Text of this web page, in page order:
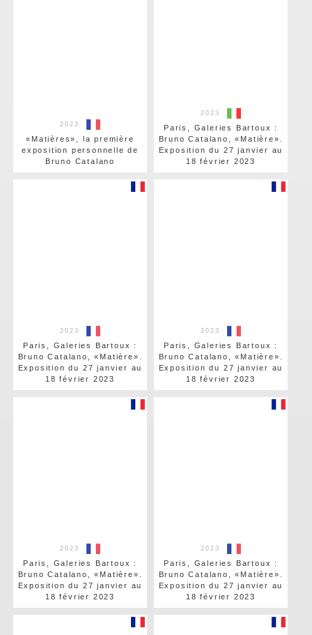
2023
«Matières», la première
exposition personnelle de
Bruno Catalano
2023
Paris, Galeries Bartoux :
Bruno Catalano, «Matière».
Exposition du 27 janvier au
18 février 2023
2023
Paris, Galeries Bartoux :
Bruno Catalano, «Matière».
Exposition du 27 janvier au
18 février 2023
2023
Paris, Galeries Bartoux :
Bruno Catalano, «Matière».
Exposition du 27 janvier au
18 février 2023
2023
Paris, Galeries Bartoux :
Bruno Catalano, «Matière».
Exposition du 27 janvier au
18 février 2023
2023
Paris, Galeries Bartoux :
Bruno Catalano, «Matière».
Exposition du 27 janvier au
18 février 2023